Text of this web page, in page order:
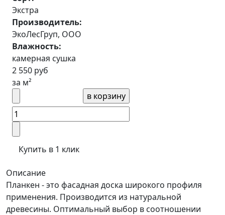
Экстра
Производитель:
ЭкоЛесГруп, ООО
Влажность:
камерная сушка
2 550 руб
за м²
Купить в 1 клик
Описание
Планкен - это фасадная доска широкого профиля
применения. Производится из натуральной
древесины. Оптимальный выбор в соотношении